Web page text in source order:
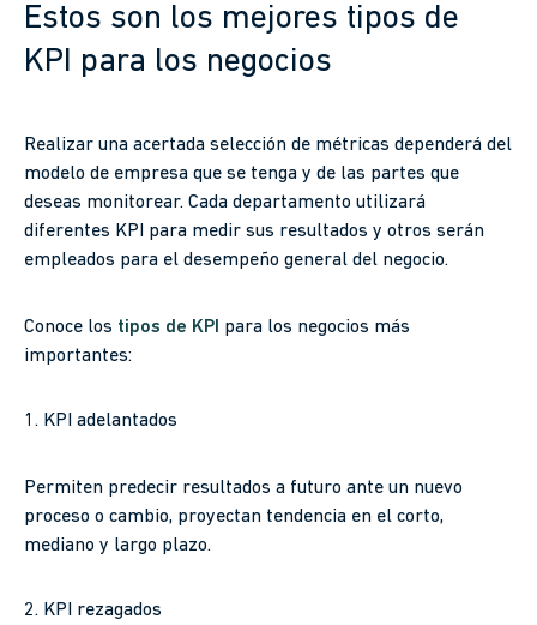
Estos son los mejores tipos de
KPI para los negocios
Realizar una acertada selección de métricas dependerá del
modelo de empresa que se tenga y de las partes que
deseas monitorear. Cada departamento utilizará
diferentes KPI para medir sus resultados y otros serán
empleados para el desempeño general del negocio.
Conoce los tipos de KPI para los negocios más
importantes:
1. KPI adelantados
Permiten predecir resultados a futuro ante un nuevo
proceso o cambio, proyectan tendencia en el corto,
mediano y largo plazo.
2. KPI rezagados